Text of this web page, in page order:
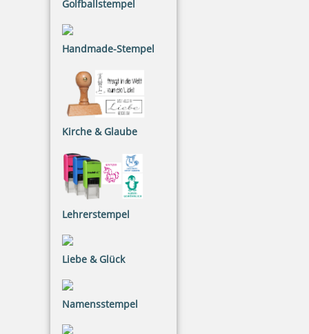
Golfballstempel
Handmade-Stempel
Kirche & Glaube
Lehrerstempel
Liebe & Glück
Namensstempel
Eco-Printy mit Text: Eilt Sehr